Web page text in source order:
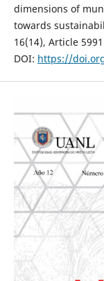
dimensions of
towards
16(14), Article
DOI: https://